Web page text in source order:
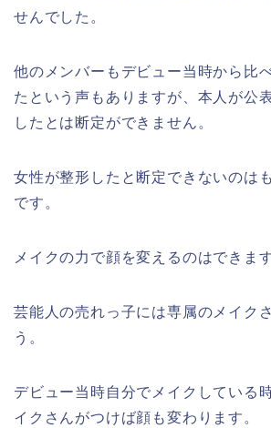
せんでした。
他のメンバーもデビュー当時から比
たという声もありますが、本人が公
したとは断定ができません。
女性が整形したと断定できないのは
です。
メイクの力で顔を変えるのはできます
芸能人の売れっ子には専属のメイク
う。
デビュー当時自分でメイクしている
イクさんがつけば顔も変わります。